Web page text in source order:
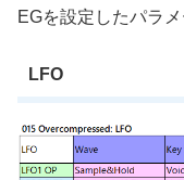
EGを設定したパラ
LFO